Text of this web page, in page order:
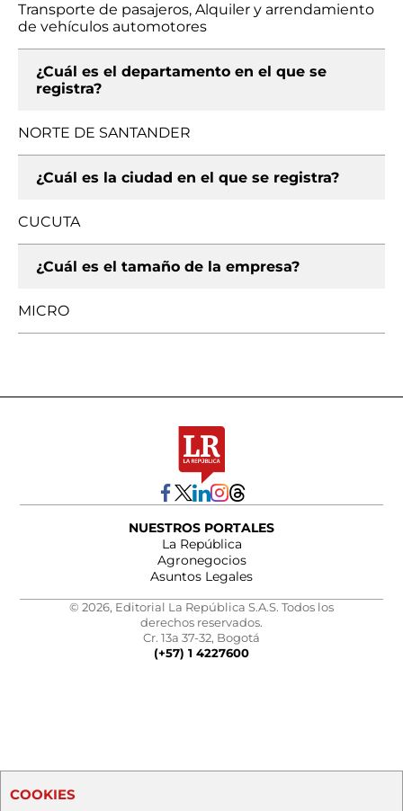
Transporte de pasajeros, Alquiler y arrendamiento
de vehículos automotores
¿Cuál es el departamento en el que se
registra?
NORTE DE SANTANDER
¿Cuál es la ciudad en el que se registra?
CUCUTA
¿Cuál es el tamaño de la empresa?
MICRO
NUESTROS PORTALES
La República
Agronegocios
Asuntos Legales
© 2026, Editorial La República S.A.S. Todos los
derechos reservados.
Cr. 13a 37-32, Bogotá
(+57) 1 4227600
COOKIES